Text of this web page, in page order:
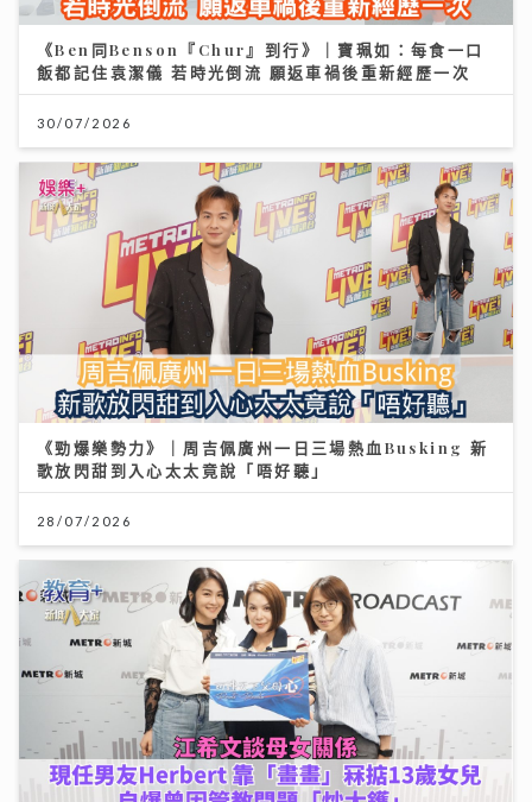
《Ben同Benson『Chur』到行》｜寶珮如：每食一口
飯都記住袁潔儀 若時光倒流 願返車禍後重新經歷一次
30/07/2026
《勁爆樂勢力》｜周吉佩廣州一日三場熱血Busking 新
歌放閃甜到入心太太竟說「唔好聽」
28/07/2026